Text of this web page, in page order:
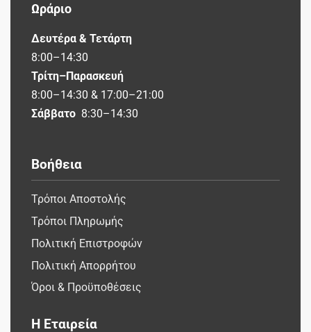
Ωράριο
Δευτέρα & Τετάρτη
8:00–14:30
Τρίτη–Παρασκευή
8:00–14:30 & 17:00–21:00
Σάββατο 8:30–14:30
Βοήθεια
Τρόποι Αποστολής
Τρόποι Πληρωμής
Πολιτική Επιστροφών
Πολιτική Απορρήτου
Όροι & Προϋποθέσεις
Η Εταιρεία